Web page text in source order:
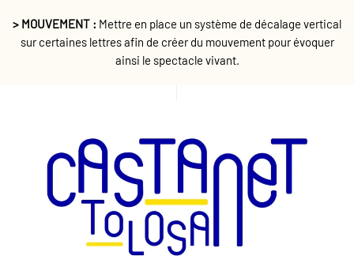
> MOUVEMENT : Mettre en place un système de décalage vertical
sur certaines lettres afin de créer du mouvement pour évoquer
ainsi le spectacle vivant.